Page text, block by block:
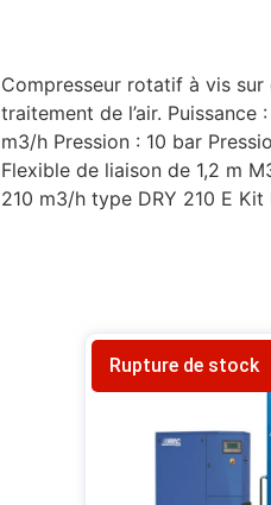
Compresseur rotatif à vis sur
traitement de l’air.
m3/h Pression : 10 bar
Flexible de liaison de 1,2 m
210 m3/h type DRY 210 E
Rupture de stock